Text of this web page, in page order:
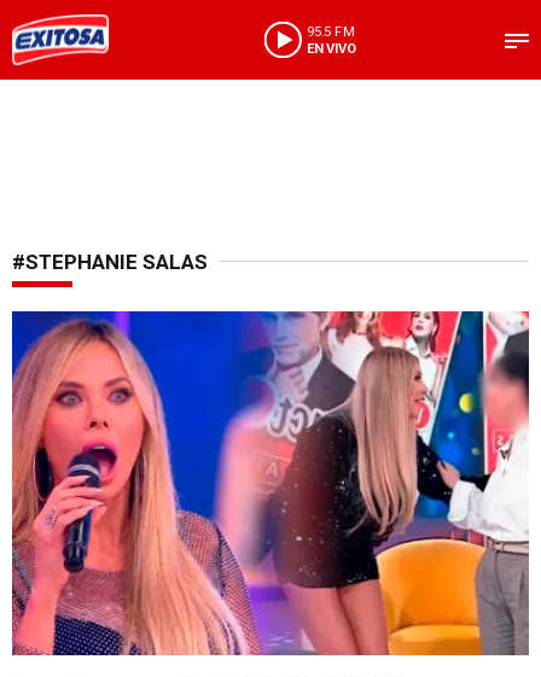
95.5 FM
EN VIVO
#STEPHANIE SALAS
Tensión en vivo